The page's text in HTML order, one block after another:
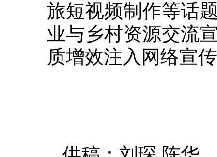
旅短视频制作等话
业与乡村资源交流
质增效注入网络宣